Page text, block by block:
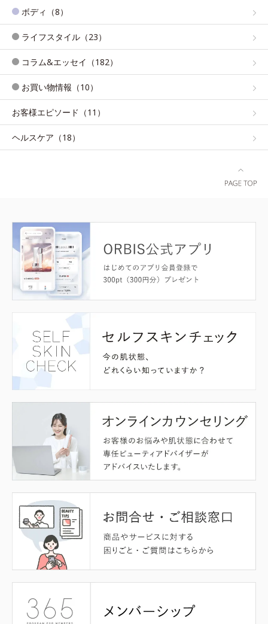
ボディ（8）
ライフスタイル（23）
コラム&エッセイ（182）
お買い物情報（10）
お客様エピソード（11）
ヘルスケア（18）